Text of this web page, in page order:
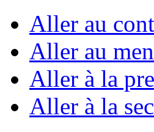
Aller au
Aller au
Aller à la
Aller à la